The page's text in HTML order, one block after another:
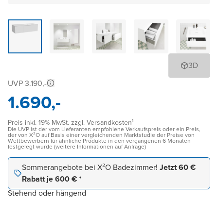
3D
UVP 3.190,-
1.690,-
Preis inkl. 19% MwSt. zzgl. Versandkosten¹
Die UVP ist der vom Lieferanten empfohlene Verkaufspreis oder ein Preis,
der von X²O auf Basis einer vergleichenden Marktstudie der Preise von
Wettbewerbern für ähnliche Produkte in den vergangenen 6 Monaten
festgelegt wurde (weitere Informationen auf Anfrage)
Sommerangebote bei X²O Badezimmer! Jetzt 60 €
Rabatt je 600 € *
Stehend oder hängend